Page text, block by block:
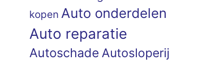
kopen Auto onderdelen
Auto reparatie
Autoschade Autosloperij